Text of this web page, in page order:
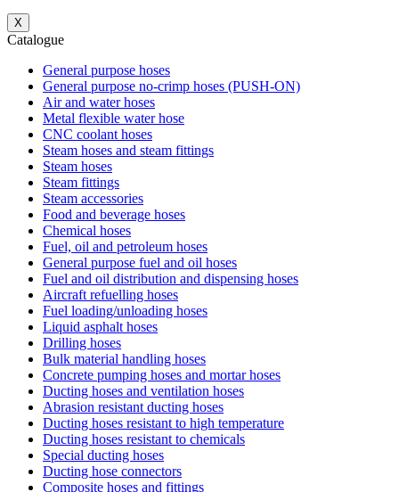
X
Catalogue
General purpose hoses
General purpose no-crimp hoses (PUSH-ON)
Air and water hoses
Metal flexible water hose
CNC coolant hoses
Steam hoses and steam fittings
Steam hoses
Steam fittings
Steam accessories
Food and beverage hoses
Chemical hoses
Fuel, oil and petroleum hoses
General purpose fuel and oil hoses
Fuel and oil distribution and dispensing hoses
Aircraft refuelling hoses
Fuel loading/unloading hoses
Liquid asphalt hoses
Drilling hoses
Bulk material handling hoses
Concrete pumping hoses and mortar hoses
Ducting hoses and ventilation hoses
Abrasion resistant ducting hoses
Ducting hoses resistant to high temperature
Ducting hoses resistant to chemicals
Special ducting hoses
Ducting hose connectors
Composite hoses and fittings